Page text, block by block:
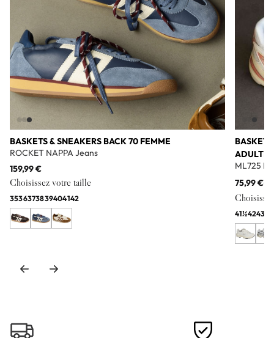
BASKETS & SNEAKERS BACK 70 FEMME
ROCKET NAPPA Jeans
159,99 €
Choisissez votre taille
3536373839404142
ADULTE
ML725
75,99 €
41½4243